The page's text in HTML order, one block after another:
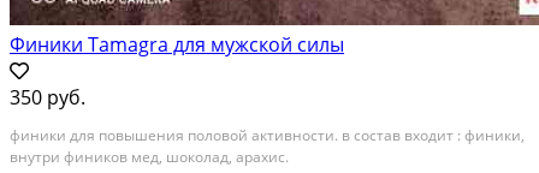
Финики Tamagra для мужской силы
350 руб.
финики для повышения половой активности. в состав входит : финики,
внутри фиников мед, шоколад, арахис.